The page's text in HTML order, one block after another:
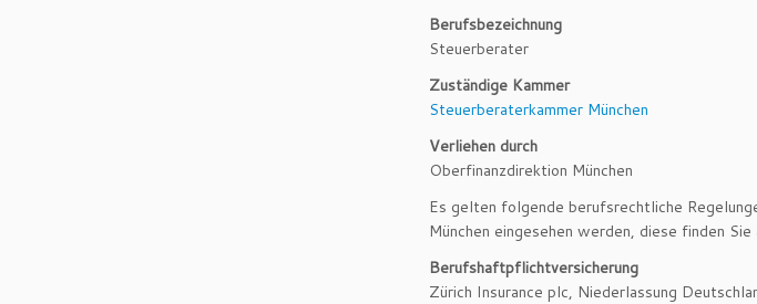
Berufsbezeichnung
Steuerberater
Zuständige Kammer
Steuerberaterkammer München
Verliehen durch
Oberfinanzdirektion München
Es gelten folgende berufsrechtliche
München eingesehen werden, diese finden
Berufshaftpflichtversicherung
Zürich Insurance plc, Niederlassung